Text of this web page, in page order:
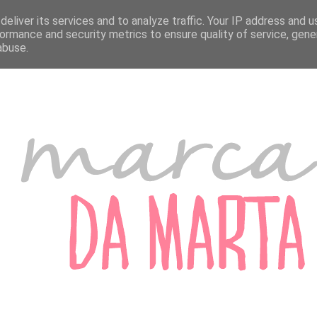
A MARTA MARCADORES DE PORTUGAL MARCADORES DO ESTRANGEIRO
its services and to analyze traffic. Your IP address and
and security metrics to ensure quality of service,